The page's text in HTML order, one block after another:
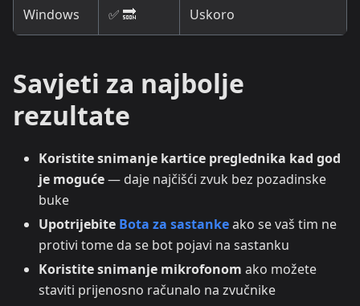
Windows ✅ 🔜 Uskoro
Savjeti za najbolje
rezultate
Koristite snimanje kartice preglednika kad god
je moguće— daje najčišći zvuk bez pozadinske
buke
Upotrijebite Bota za sastankeako se vaš tim ne
protivi tome da se bot pojavi na sastanku
Koristite snimanje mikrofonom ako možete
staviti prijenosno računalo na zvučnike